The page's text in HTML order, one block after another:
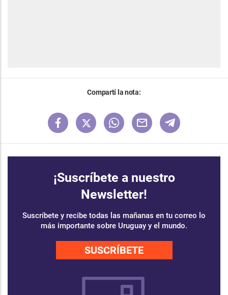
Compartí la nota:
¡Suscríbete a nuestro
Newsletter!
Suscríbete y recibe todas las mañanas en tu correo lo
más importante sobre Uruguay y el mundo.
SUSCRÍBETE